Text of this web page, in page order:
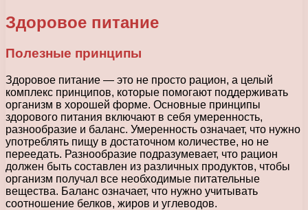
Здоровое питание
Полезные принципы
Здоровое питание — это не просто рацион, а целый
комплекс принципов, которые помогают поддерживать
организм в хорошей форме. Основные принципы
здорового питания включают в себя умеренность,
разнообразие и баланс. Умеренность означает, что нужно
употреблять пищу в достаточном количестве, но не
переедать. Разнообразие подразумевает, что рацион
должен быть составлен из различных продуктов, чтобы
организм получал все необходимые питательные
вещества. Баланс означает, что нужно учитывать
соотношение белков, жиров и углеводов.